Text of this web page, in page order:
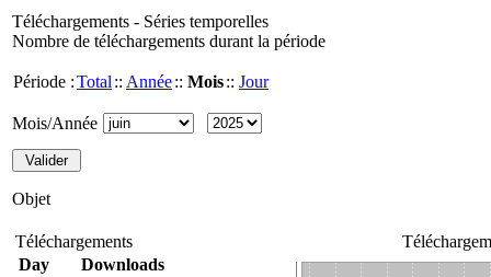
Téléchargements - Séries temporelles
Nombre de téléchargements durant la période
Période :Total :: Année:: Mois:: Jour
Mois/Année
Objet
Téléchargements
Day
Downloads